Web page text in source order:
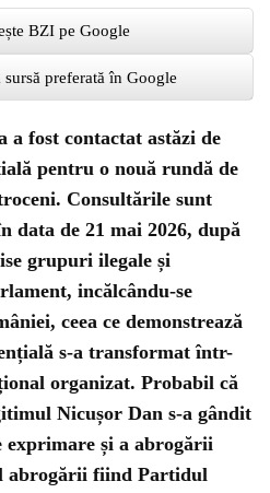
BZI pe Google
sursă preferată în Google
a fost contactat astăzi de
pentru o nouă rundă de
Consultările sunt
data de 21 mai 2026, după
grupuri ilegale și
incălcându-se
ceea ce demonstrează
s-a transformat într-
organizat. Probabil că
Nicușor Dan s-a gândit
și a abrogării
abrogării fiind Partidul